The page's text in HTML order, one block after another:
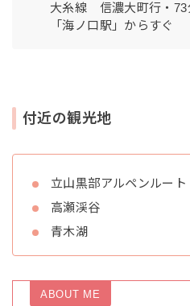
大糸線 信濃大町行・73
「海ノ口駅」からすぐ
付近の観光地
立山黒部アルペンルート
高瀬渓谷
青木湖
ABOUT ME